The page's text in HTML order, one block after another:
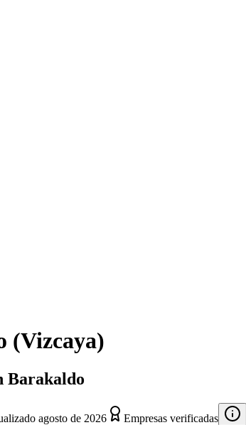
(Vizcaya)
Barakaldo
agosto de 2026 Empresas verificadas